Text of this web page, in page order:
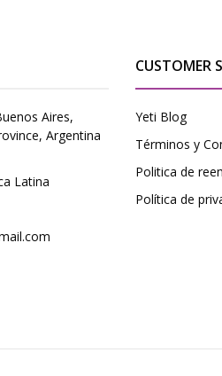
Aires,
Argentina
Latina
CUSTOMER
Yeti Blog
Términos y
Politica de
Política de